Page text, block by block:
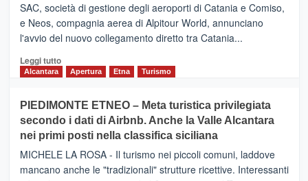
SAC, società di gestione degli aeroporti di Catania e Comiso,
e Neos, compagnia aerea di Alpitour World, annunciano
l'avvio del nuovo collegamento diretto tra Catania...
Leggi tuttoLeggi
CATANIA
–
Inaugurato
il
nuovo
collegamento
Alcantara Apertura Etna Turismo
PIEDIMONTE ETNEO – Meta turistica privilegiata
secondo i dati di Airbnb. Anche la Valle Alcantara
nei primi posti nella classifica siciliana
MICHELE LA ROSA - Il turismo nei piccoli comuni, laddove
mancano anche le "tradizionali" strutture ricettive. Interessanti